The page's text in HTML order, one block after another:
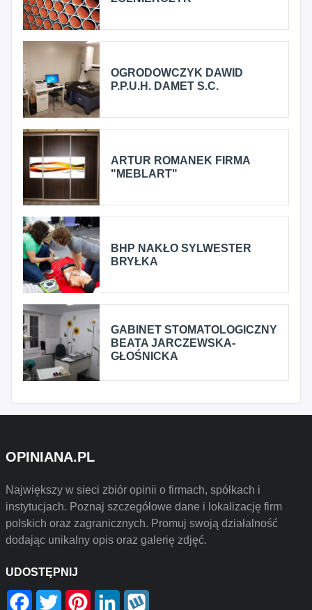
OGRODOWCZYK DAWID
P.P.U.H. DAMET S.C.
ARTUR ROMANEK FIRMA
"MEBLART"
BHP NAKŁO SYLWESTER
BRYŁKA
GABINET STOMATOLOGICZNY
BEATA JARCZEWSKA-
GŁOŚNICKA
OPINIANA.PL
Największy w sieci zbiór opinii o firmach, spółkach i
instytucjach. Poznaj szczegółowe dane i lokalizację firm
polskich oraz zagranicznych. Promuj swoją działalność
dodając unikalny opis oraz galerię zdjęć.
UDOSTĘPNIJ
Facebook
Twitter PinterestLinkedIn